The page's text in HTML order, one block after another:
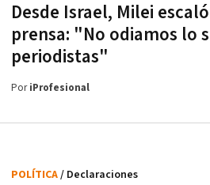
Desde Israel, Milei
prensa: "No odiamos lo
periodistas"
PoriProfesional
POLÍTICA/ Declaraciones